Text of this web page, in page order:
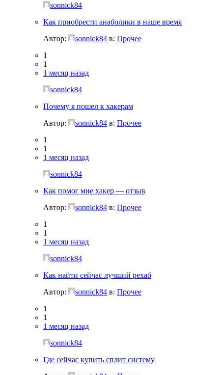
sonnick84
Как приобрести анаболики в наше время
Автор:
sonnick84 в: Прочее
1
1
1 месяц назад
sonnick84
Почему я пошел к хакерам
Автор:
sonnick84 в: Прочее
1
1
1 месяц назад
sonnick84
Как помог мне хакер — отзыв
Автор:
sonnick84 в: Прочее
1
1
1 месяц назад
sonnick84
Как найти сейчас лучший рехаб
Автор:
sonnick84 в: Прочее
1
1
1 месяц назад
sonnick84
Где сейчас купить сплит систему